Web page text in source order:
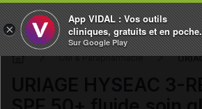
DM & Parapharmacie
×
App VIDAL : Vos outils
cliniques, gratuits et en poche.
Sur Google Play